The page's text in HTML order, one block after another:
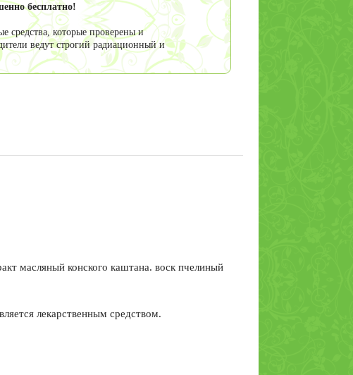
бесплатно!
средства, которые проверены и
ведут строгий радиационный и
масляный конского каштана. воск пчелиный
лекарственным средством.